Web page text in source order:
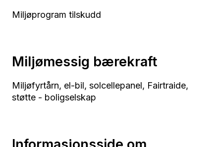
Miljøprogram tilskudd
Miljømessig bærekraft
Miljøfyrtårn, el-bil, solcellepanel, Fairtraide,
støtte - boligselskap